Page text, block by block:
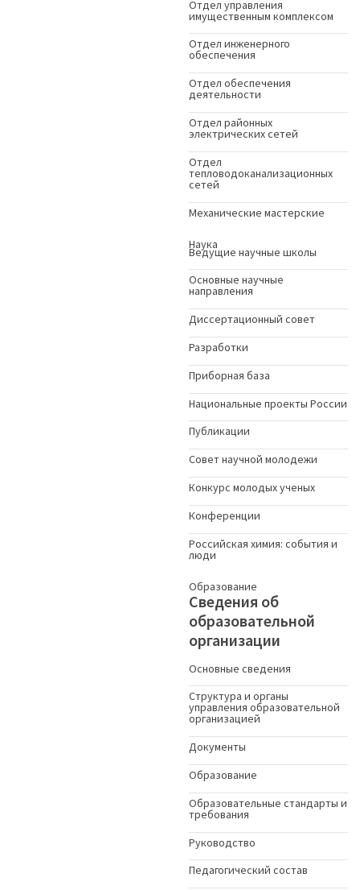
Отдел управления
имущественным комплексом
Отдел инженерного
обеспечения
Отдел обеспечения
деятельности
Отдел районных
электрических сетей
Отдел
тепловодоканализационных
сетей
Механические мастерские
Наука
Ведущие научные школы
Основные научные
направления
Диссертационный совет
Разработки
Приборная база
Национальные проекты России
Публикации
Совет научной молодежи
Конкурс молодых ученыx
Конференции
Российская химия: события и
люди
Образование
Сведения об
образовательной
организации
Основные сведения
Структура и органы
управления образовательной
организацией
Документы
Образование
Образовательные стандарты и
требования
Руководство
Педагогический состав